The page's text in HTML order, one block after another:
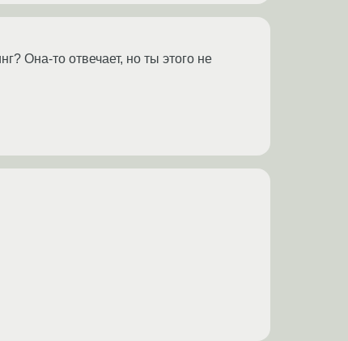
Она-то отвечает, но ты этого не